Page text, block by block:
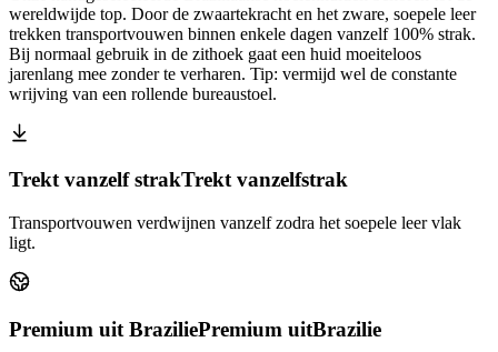
wereldwijde top. Door de zwaartekracht en het zware, soepele leer
trekken transportvouwen binnen enkele dagen vanzelf 100% strak.
Bij normaal gebruik in de zithoek gaat een huid moeiteloos
jarenlang mee zonder te verharen. Tip: vermijd wel de constante
wrijving van een rollende bureaustoel.
Trekt vanzelf strakTrekt vanzelfstrak
Transportvouwen verdwijnen vanzelf zodra het soepele leer vlak
ligt.
Premium uit BraziliePremium uitBrazilie